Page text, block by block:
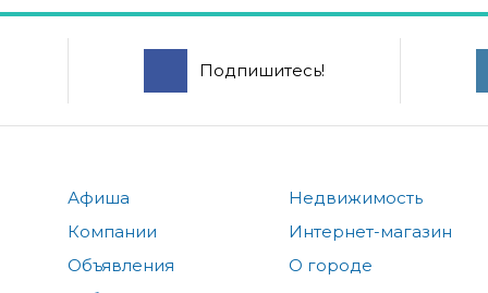
Подпишитесь!
Афиша
Компании
Объявления
Недвижимость
Интернет-магазин
О городе